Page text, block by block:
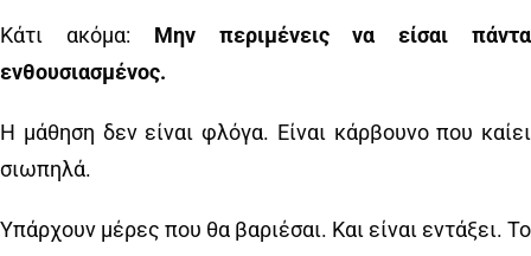
Κάτι ακόμα: Μην περιμένεις να είσαι πάντα
ενθουσιασμένος.
Η μάθηση δεν είναι φλόγα. Είναι κάρβουνο που καίει
σιωπηλά.
Υπάρχουν μέρες που θα βαριέσαι. Και είναι εντάξει. Το